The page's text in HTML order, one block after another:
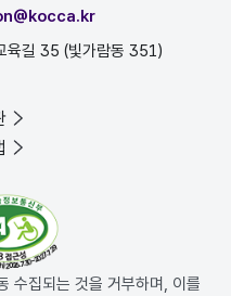
육길 35 (빛가람동 351)
수집되는 것을 거부하며, 이를